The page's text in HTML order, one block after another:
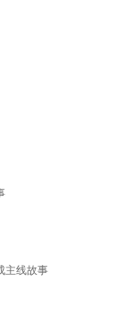
主线故事